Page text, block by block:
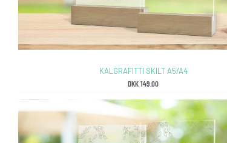
KALGRAFITTI SKILT A5/A4
DKK149.00